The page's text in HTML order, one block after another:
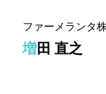
ファーメランタ
増田 直之